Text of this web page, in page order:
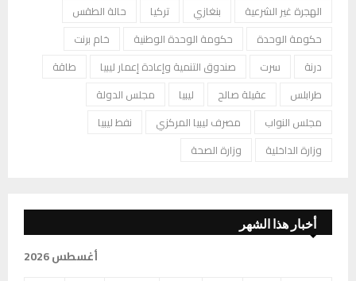
الهجرة غير الشرعية
بنغازي تركيا
حالة الطقس
حكومة الوحدة
حكومة الوحدة الوطنية
خام برنت
درنة
سرت صندوق التنمية وإعادة إعمار ليبيا
طاقة
طرابلس
عقيلة صالح ليبيا
مجلس الدولة
مجلس النواب
مصرف ليبيا المركزي
نفط ليبيا
وزارة الداخلية
وزارة الصحة
أخبار هذا الشهر
أغسطس 2026